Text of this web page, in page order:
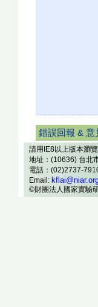
錯誤回報 & 意
請用IE8以上版本瀏
地址：(10636) 台北
電話：(02)2737-
Email:
©財團法人國家實驗